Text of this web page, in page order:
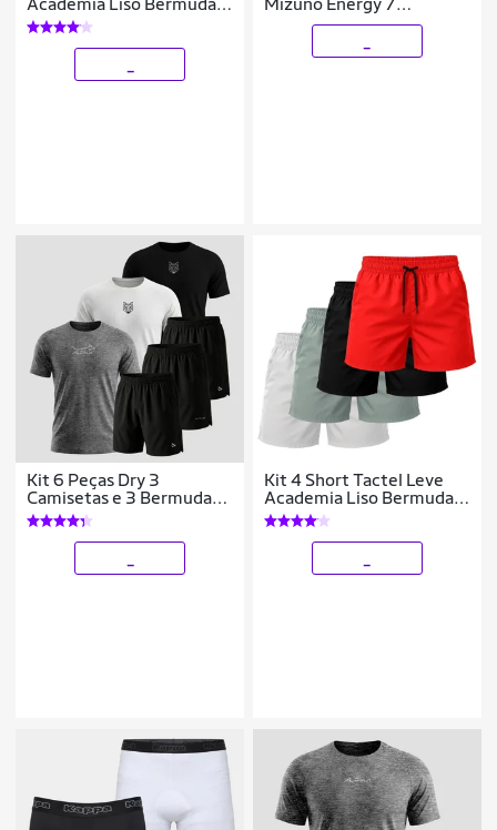
Masculina
Masculina
Kit 6 Peças Dry 3
Camisetas e 3 Bermudas
Alpha
Kit 4 Short Tactel Leve
Academia Liso Bermuda
Masculina